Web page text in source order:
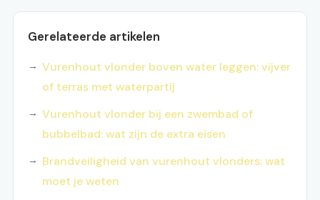
Gerelateerde artikelen
Vurenhout vlonder boven water leggen: vijver
of terras met waterpartij
Vurenhout vlonder bij een zwembad of
bubbelbad: wat zijn de extra eisen
Brandveiligheid van vurenhout vlonders: wat
moet je weten